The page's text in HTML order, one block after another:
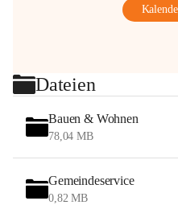
Dateien
Bauen & Wohnen
78,04 MB
Gemeindeservice
0,82 MB